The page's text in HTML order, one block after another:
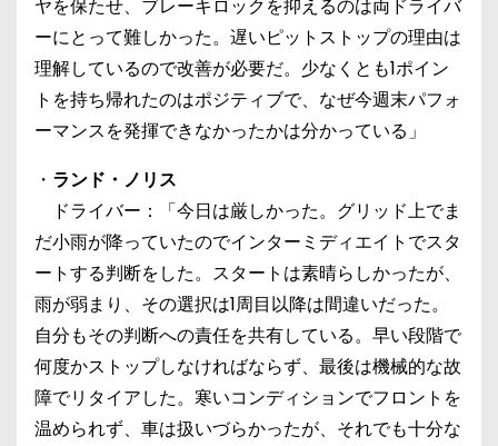
ヤを保たせ、ブレーキロックを抑えるのは両ドライバ
ーにとって難しかった。遅いピットストップの理由は
理解しているので改善が必要だ。少なくとも1ポイン
トを持ち帰れたのはポジティブで、なぜ今週末パフォ
ーマンスを発揮できなかったかは分かっている」
・ ランド・ノリス
ドライバー：「今日は厳しかった。グリッド上でま
だ小雨が降っていたのでインターミディエイトでスタ
ートする判断をした。スタートは素晴らしかったが、
雨が弱まり、その選択は1周目以降は間違いだった。
自分もその判断への責任を共有している。早い段階で
何度かストップしなければならず、最後は機械的な故
障でリタイアした。寒いコンディションでフロントを
温められず、車は扱いづらかったが、それでも十分な